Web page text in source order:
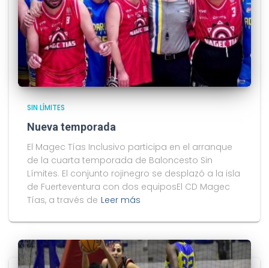
SIN LÍMITES
Nueva temporada
El Magec Tías Inclusivo participa en el arranque
de la cuarta temporada de Baloncesto Sin
Límites. El conjunto rojinegro se desplazó a la isla
de Fuerteventura con dos equiposEl CD Magec
Tías, a través de Leer más